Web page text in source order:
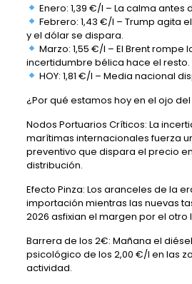
Enero: 1,39 €/l – La calma antes
Febrero: 1,43 €/l – Trump agita
y el dólar se dispara.
Marzo: 1,55 €/l – El Brent rompe
incertidumbre bélica hace el resto.
HOY: 1,81 €/l – Media nacional
¿Por qué estamos hoy en el ojo
Nodos Portuarios Críticos: La
marítimas internacionales fuerza
preventivo que dispara el precio
distribución.
Efecto Pinza: Los aranceles de la
importación mientras las nuevas
2026 asfixian el margen por el otro
Barrera de los 2€: Mañana el
psicológico de los 2,00 €/l en las
actividad.